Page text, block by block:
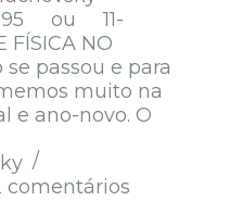
ou 11-
FÍSICA NO
passou e para
muito na
e ano-novo. O
comentários